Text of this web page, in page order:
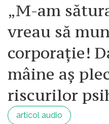
„M-am
vreau să
corporație!
mâine aș
riscurilor
articol audio